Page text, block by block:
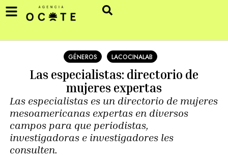
GÉNEROS LACOCINALAB
Las especialistas: directorio de
mujeres expertas
Las especialistas es un directorio de mujeres
mesoamericanas expertas en diversos
campos para que periodistas,
investigadoras e investigadores les
consulten.